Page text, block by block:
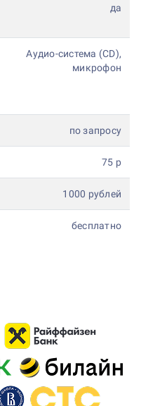
да
Аудио-система (CD),
микрофон
по запросу
75 р
1000 рублей
бесплатно